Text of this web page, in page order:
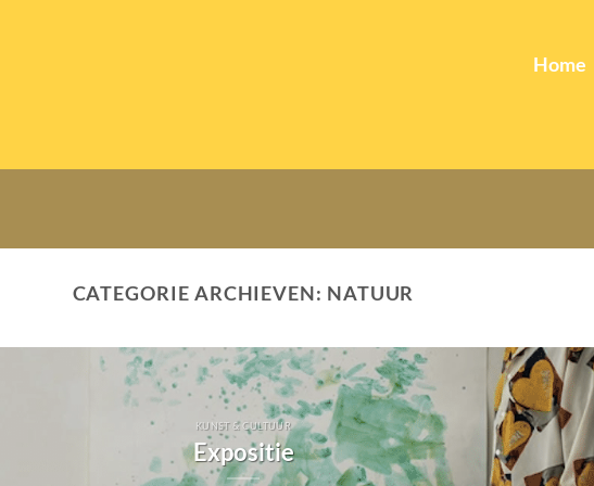
Home
CATEGORIE ARCHIEVEN: NATUUR
KUNST & CULTUUR
Expositie